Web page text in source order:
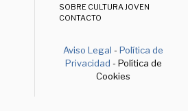
SOBRE CULTURA JOVEN
CONTACTO
Aviso Legal -Política de
Privacidad - Política de
Cookies